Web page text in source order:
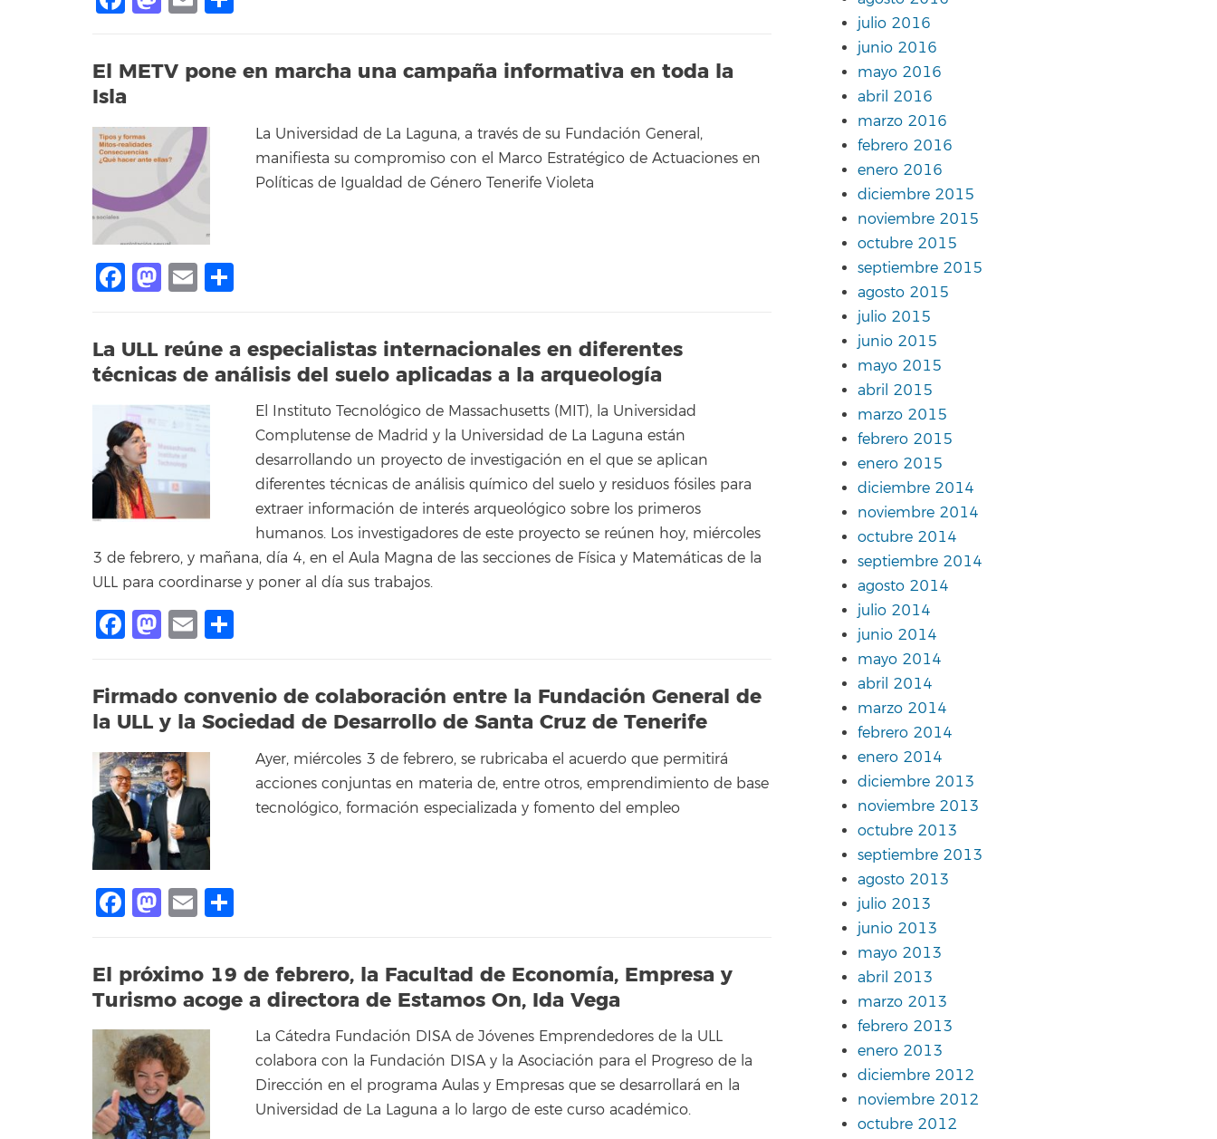
El METV pone en marcha una campaña informativa en toda la
Isla
La Universidad de La Laguna, a través de su Fundación General,
manifiesta su compromiso con el Marco Estratégico de Actuaciones en
Políticas de Igualdad de Género Tenerife Violeta
Facebook
Mastodon
Email
La ULL reúne a especialistas internacionales en diferentes
técnicas de análisis del suelo aplicadas a la arqueología
El Instituto Tecnológico de Massachusetts (MIT), la Universidad
Complutense de Madrid y la Universidad de La Laguna están
desarrollando un proyecto de investigación en el que se aplican
diferentes técnicas de análisis químico del suelo y residuos fósiles para
extraer información de interés arqueológico sobre los primeros
humanos. Los investigadores de este proyecto se reúnen hoy, miércoles
3 de febrero, y mañana, día 4, en el Aula Magna de las secciones de Física y Matemáticas de la
ULL para coordinarse y poner al día sus trabajos.
Facebook
Mastodon
Email
Firmado convenio de colaboración entre la Fundación General de
la ULL y la Sociedad de Desarrollo de Santa Cruz de Tenerife
Ayer, miércoles 3 de febrero, se rubricaba el acuerdo que permitirá
acciones conjuntas en materia de, entre otros, emprendimiento de base
tecnológico, formación especializada y fomento del empleo
Facebook
Mastodon
Email
El próximo 19 de febrero, la Facultad de Economía, Empresa y
Turismo acoge a directora de Estamos On, Ida Vega
La Cátedra Fundación DISA de Jóvenes Emprendedores de la ULL
colabora con la Fundación DISA y la Asociación para el Progreso de la
Dirección en el programa Aulas y Empresas que se desarrollará en la
Universidad de La Laguna a lo largo de este curso académico.
julio 2016
junio 2016
mayo 2016
abril 2016
marzo 2016
febrero 2016
enero 2016
diciembre 2015
noviembre 2015
octubre 2015
septiembre 2015
agosto 2015
julio 2015
junio 2015
mayo 2015
abril 2015
marzo 2015
febrero 2015
enero 2015
diciembre 2014
noviembre 2014
octubre 2014
septiembre 2014
agosto 2014
julio 2014
junio 2014
mayo 2014
abril 2014
marzo 2014
febrero 2014
enero 2014
diciembre 2013
noviembre 2013
octubre 2013
septiembre 2013
agosto 2013
julio 2013
junio 2013
mayo 2013
abril 2013
marzo 2013
febrero 2013
enero 2013
diciembre 2012
noviembre 2012
octubre 2012